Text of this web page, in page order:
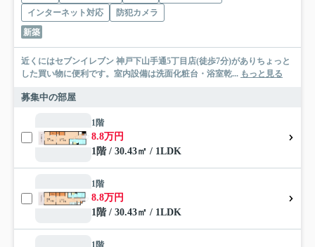
インターネット対応
防犯カメラ
新築
近くにはセブンイレブン 神戸下山手通5丁目店(徒歩7分)がありちょっと
した買い物に便利です。室内設備は洗面化粧台・浴室乾... もっと見る
募集中の部屋
1階
8.8万円
1階 / 30.43㎡ / 1LDK
1階
8.8万円
1階 / 30.43㎡ / 1LDK
1階